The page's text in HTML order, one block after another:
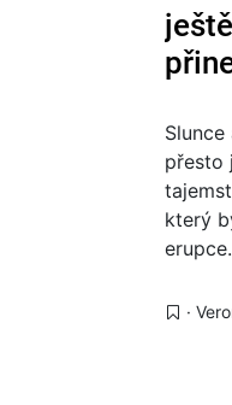
přesto
který
·